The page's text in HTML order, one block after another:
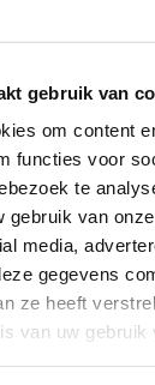
gebruik van
om content
functies voor
te
gebruik van
media,
gegevens
ze heeft
van uw gebruik
is
van mensen
taal
plaatselijke
op het
is ook een
de LHBTI-
en zichzelf te
conservatieve